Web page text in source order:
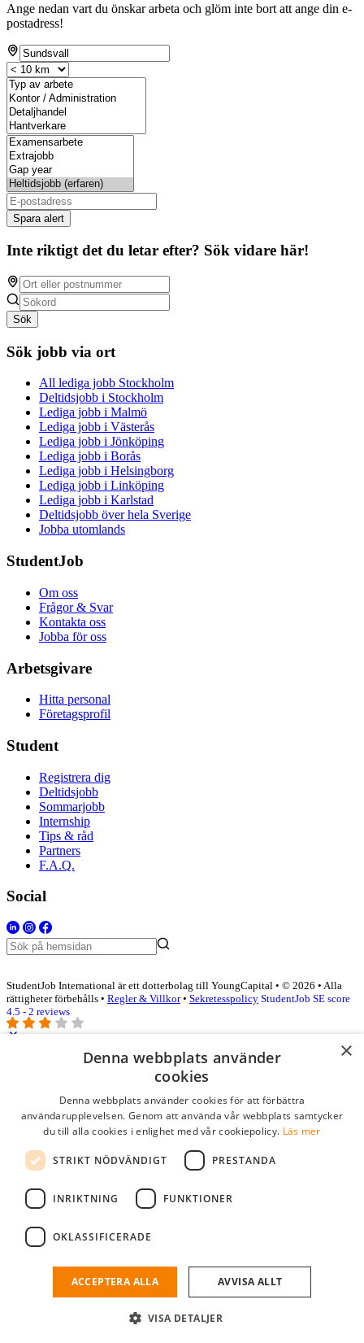
Ange nedan vart du önskar arbeta och glöm inte bort att ange din e-
postadress!
Spara alert
Inte riktigt det du letar efter? Sök vidare här!
Sök
Sök jobb via ort
All lediga jobb Stockholm
Deltidsjobb i Stockholm
Lediga jobb i Malmö
Lediga jobb i Västerås
Lediga jobb i Jönköping
Lediga jobb i Borås
Lediga jobb i Helsingborg
Lediga jobb i Linköping
Lediga jobb i Karlstad
Deltidsjobb över hela Sverige
Jobba utomlands
StudentJob
Om oss
Frågor & Svar
Kontakta oss
Jobba för oss
Arbetsgivare
Hitta personal
Företagsprofil
Student
Registrera dig
Deltidsjobb
Sommarjobb
Internship
Tips & råd
Partners
F.A.Q.
Social
StudentJob International är ett dotterbolag till YoungCapital • © 2026 • Alla
rättigheter förbehålls • Regler & Villkor• Sekretesspolicy StudentJob SE score
4.5 - 2 reviews
Logga in som företag
Lösenord
kom ihåg mig
logga in
Kostnadsfri företagsprofil
och söka efter passande kandidater till ditt företag.
×
Denna webbplats använder
cookies
Denna webbplats använder cookies för att förbättra
användarupplevelsen. Genom att använda vår webbplats samtycker
du till alla cookies i enlighet med vår cookiepolicy. Läs mer
STRIKT NÖDVÄNDIGT PRESTANDA
INRIKTNING FUNKTIONER
OKLASSIFICERADE
ACCEPTERA ALLA AVVISA ALLT
VISA DETALJER